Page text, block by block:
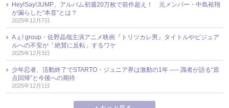
Hey!Say!JUMP、アルバム初週20万枚で前作超え！ 元メンバー・中島裕翔
が漏らした“本音”とは？
2025年12月7日
Aぇ! group・佐野晶哉主演アニメ映画『トリツカレ男』タイトルやビジュア
ルへの不安が「絶賛に反転」するワケ
2025年12月3日
少年忍者、活動終了でSTARTO・ジュニア界は激動の1年 ── 識者が語る“原
点回帰”と今後への期待
2025年12月1日